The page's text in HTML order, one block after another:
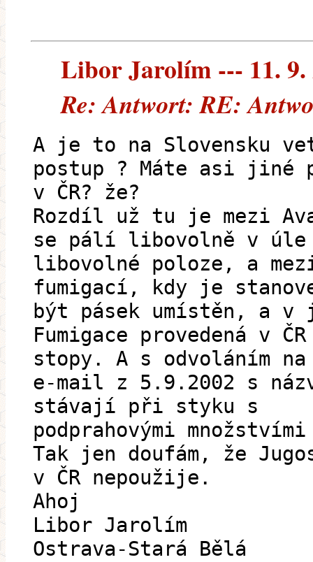
Libor Jarolím --- 11. 9.
Re: Antwort: RE:
A je to na Slovensku
postup ? Máte asi jiné
v ČR? že?
Rozdíl už tu je mezi
se pálí libovolně v úle
libovolné poloze, a
fumigací, kdy je
být pásek umístěn, a v
Fumigace provedená v
stopy. A s odvoláním na
e-mail z 5.9.2002 s
stávají při styku s
podprahovými
Tak jen doufám, že
v ČR nepoužije.
Ahoj
Libor Jarolím
Ostrava-Stará Bělá